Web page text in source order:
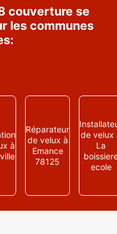
couverture se
les communes
à
Réparateur
de velux à
Emance
78125
de velux
La
ecole